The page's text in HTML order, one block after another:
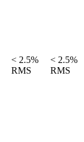
< 2.5%
RMS
< 2.5%
RMS